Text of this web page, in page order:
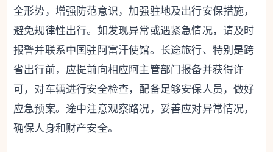
全形势，增强防范意识，加强驻地及出行安保措施，
避免规律性出行。如发现异常或遇紧急情况，请及时
报警并联系中国驻阿富汗使馆。长途旅行、特别是跨
省出行前，应提前向相应阿主管部门报备并获得许
可，对车辆进行安全检查，配备足够安保人员，做好
应急预案。途中注意观察路况，妥善应对异常情况，
确保人身和财产安全。